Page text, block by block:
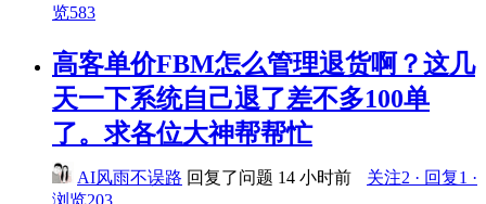
览583
高客单价FBM怎么管理退货啊？这几
天一下系统自己退了差不多100单
了。求各位大神帮帮忙
AI风雨不误路 回复了问题 14 小时前
关注2 · 回复1 ·
浏览203